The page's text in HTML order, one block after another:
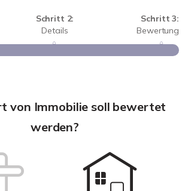
Schritt 2:
Details
Schritt 3:
Bewertung
von Immobilie soll bewertet
werden?